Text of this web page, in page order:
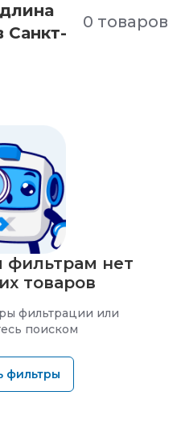
Санкт-
0 товаров
нет
товаров
фильтрации или
поиском
фильтры